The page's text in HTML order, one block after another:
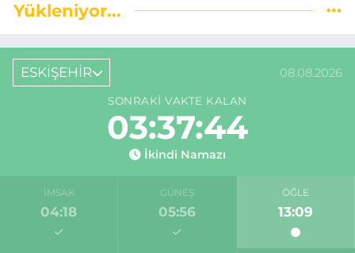
Yükleniyor...
ESKİŞEHİR 08.08.2026
SONRAKI VAKTE KALAN
03:37:43
İkindi Namazı
İMSAK
04:18
GÜNEŞ
05:56
ÖĞLE
13:09